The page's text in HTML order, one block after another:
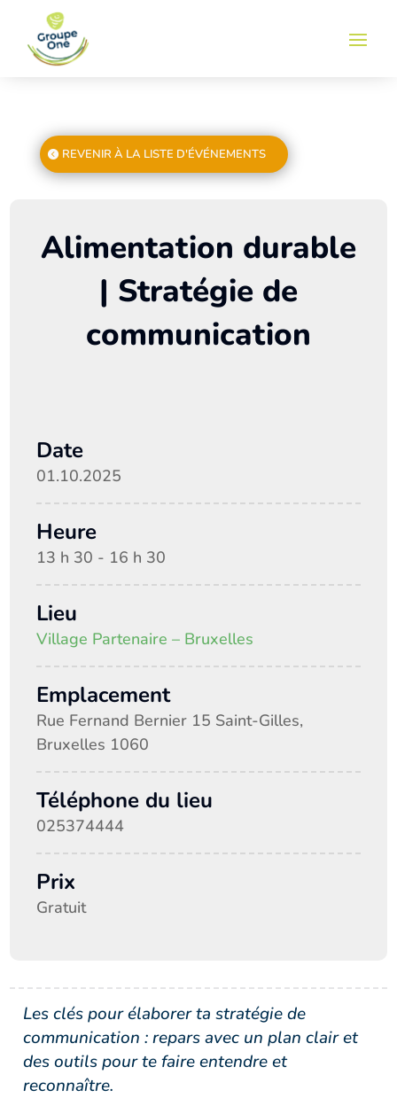
REVENIR À LA LISTE D'ÉVÉNEMENTS
Alimentation durable
| Stratégie de
communication
Date
01.10.2025
Heure
13 h 30 - 16 h 30
Lieu
Village Partenaire – Bruxelles
Emplacement
Rue Fernand Bernier 15 Saint-Gilles,
Bruxelles 1060
Téléphone du lieu
025374444
Prix
Gratuit
Les clés pour élaborer ta stratégie de
communication : repars avec un plan clair et
des outils pour te faire entendre et
reconnaître.